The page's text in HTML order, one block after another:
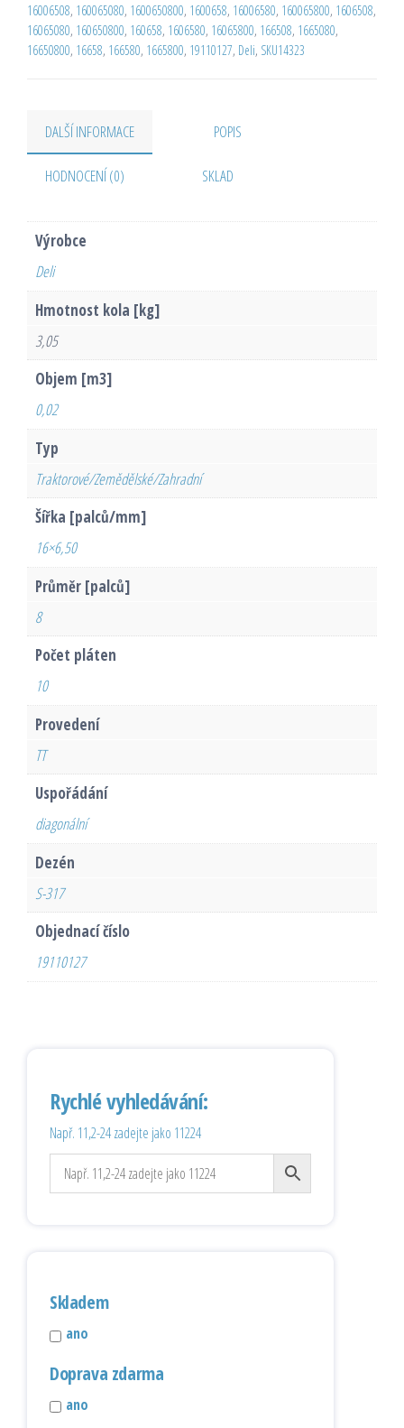
16006508, 160065080, 1600650800, 1600658, 16006580, 160065800, 1606508,
16065080, 160650800, 160658, 1606580, 16065800, 166508, 1665080,
16650800, 16658, 166580, 1665800, 19110127, Deli, SKU14323
DALŠÍ INFORMACE POPIS
HODNOCENÍ (0) SKLAD
Výrobce
Deli
Hmotnost kola [kg]
3,05
Objem [m3]
0,02
Typ
Traktorové/Zemědělské/Zahradní
Šířka [palců/mm]
16×6,50
Průměr [palců]
8
Počet pláten
10
Provedení
TT
Uspořádání
diagonální
Dezén
S-317
Objednací číslo
19110127
Rychlé vyhledávání:
Např. 11,2-24 zadejte jako 11224
Skladem
ano
Doprava zdarma
ano